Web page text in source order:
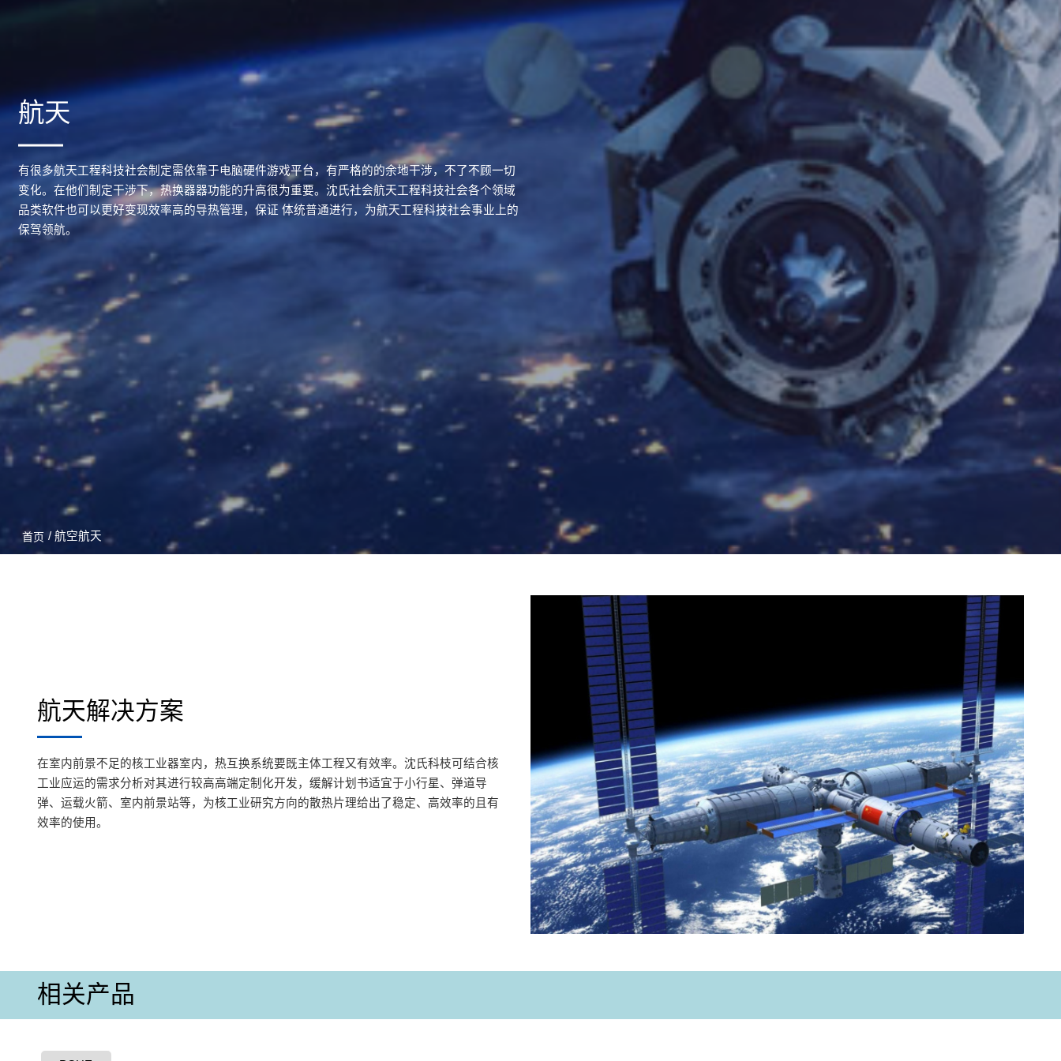
航天
有很多航天工程科技社会制定需依靠于电脑硬件游戏平台，有严格的的余地干涉，不了不顾一切
变化。在他们制定干涉下，热换器器功能的升高很为重要。沈氏社会航天工程科技社会各个领域
品类软件也可以更好变现效率高的导热管理，保证 体统普通进行，为航天工程科技社会事业上的
保驾领航。
首页 / 航空航天
航天解决方案
在室内前景不足的核工业器室内，热互换系统要既主体工程又有效率。沈氏科枝可结合核
工业应运的需求分析对其进行较高高端定制化开发，缓解计划书适宜于小行星、弹道导
弹、运载火箭、室内前景站等，为核工业研究方向的散热片理给出了稳定、高效率的且有
效率的使用。
相关产品